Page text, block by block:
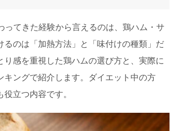
てきた経験から言えるのは、鶏ハム・サ
のは「加熱方法」と「味付けの種類」だ
感を重視した鶏ハムの選び方と、実際に
ングで紹介します。ダイエット中の方
立つ内容です。